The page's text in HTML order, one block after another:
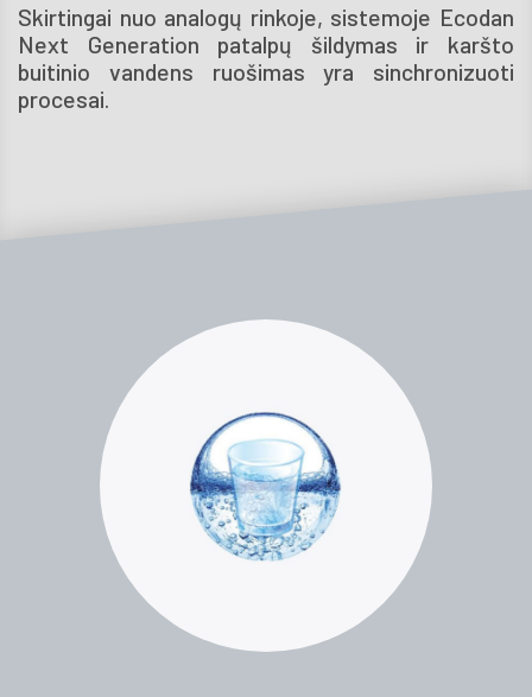
Skirtingai nuo analogų rinkoje, sistemoje Ecodan
Next Generation patalpų šildy­mas ir karšto
buitinio vandens ruošimas yra sinchronizuoti
procesai.